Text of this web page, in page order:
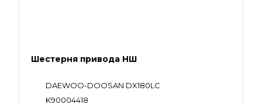
Шестерня привода НШ
DAEWOO-DOOSAN DX180LC
K90004418